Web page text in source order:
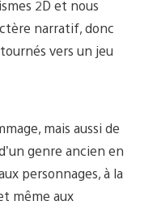
2D et nous
narratif, donc
vers un jeu
mais aussi de
genre ancien en
personnages, à la
même aux